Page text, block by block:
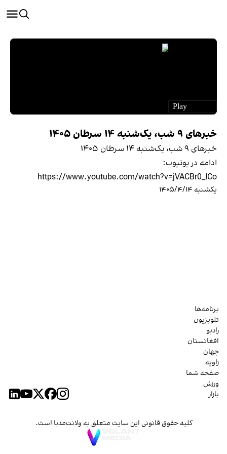
خبرهای ۹ شب، یک‌شنبه ۱۴ سرطان ۱۴۰۵
خبرهای ۹ شب، یک‌شنبه ۱۴ سرطان ۱۴۰۵
ادامه در یوتیوب:
https://www.youtube.com/watch?v=jVACBr0_ICo
یکشنبه ۱۴۰۵/۴/۱۴
برنامه‌ها
تلویزیون
رادیو
افغانستان
جهان
زاویه
صفحه شما
ورزش
بازار
کلیه حقوق قانونی این سایت متعلق به ولانت‌مدیا است.